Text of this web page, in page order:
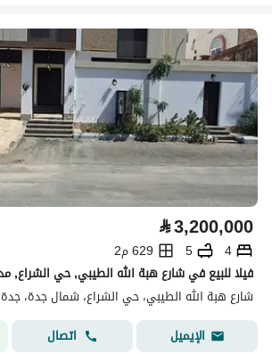
⃁3,200,000
4
5
629 م2
شارع هبة الله الطيبي، حي الشراع، شمال جدة، جدة
الإيميل
اتصال